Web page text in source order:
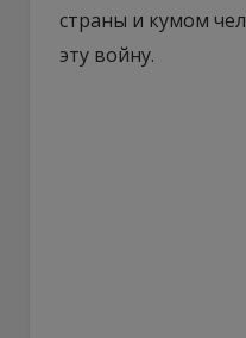
страны и кумом
эту войну.